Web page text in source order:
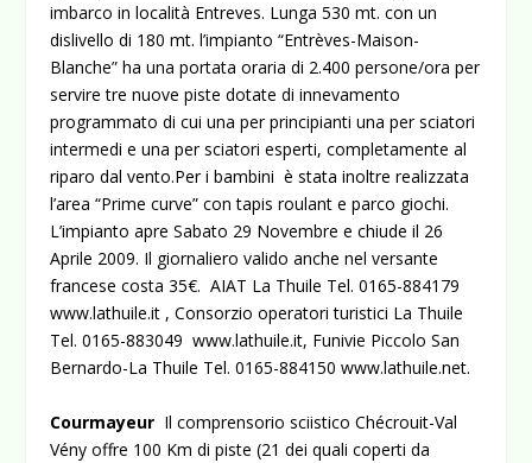
imbarco in località Entreves. Lunga 530 mt. con un
dislivello di 180 mt. l’impianto “Entrèves-Maison-
Blanche” ha una portata oraria di 2.400 persone/ora per
servire tre nuove piste dotate di innevamento
programmato di cui una per principianti una per sciatori
intermedi e una per sciatori esperti, completamente al
riparo dal vento.Per i bambini è stata inoltre realizzata
l’area “Prime curve” con tapis roulant e parco giochi.
L’impianto apre Sabato 29 Novembre e chiude il 26
Aprile 2009. Il giornaliero valido anche nel versante
francese costa 35€. AIAT La Thuile Tel. 0165-884179
www.lathuile.it , Consorzio operatori turistici La Thuile
Tel. 0165-883049www.lathuile.it, Funivie Piccolo San
Bernardo-La Thuile Tel. 0165-884150www.lathuile.net.
Courmayeur Il comprensorio sciistico Chécrouit-Val
Vény offre 100 Km di piste (21 dei quali coperti da